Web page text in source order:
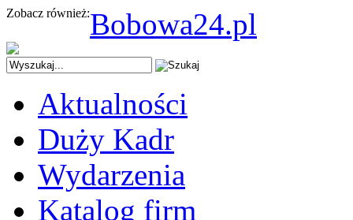
Zobacz również:Bobowa24.pl
Aktualności
Duży Kadr
Wydarzenia
Katalog firm